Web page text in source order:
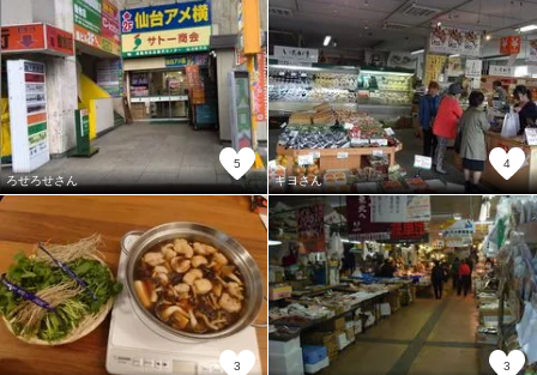
ろせろせさん
5
キヨさん
4
3
3